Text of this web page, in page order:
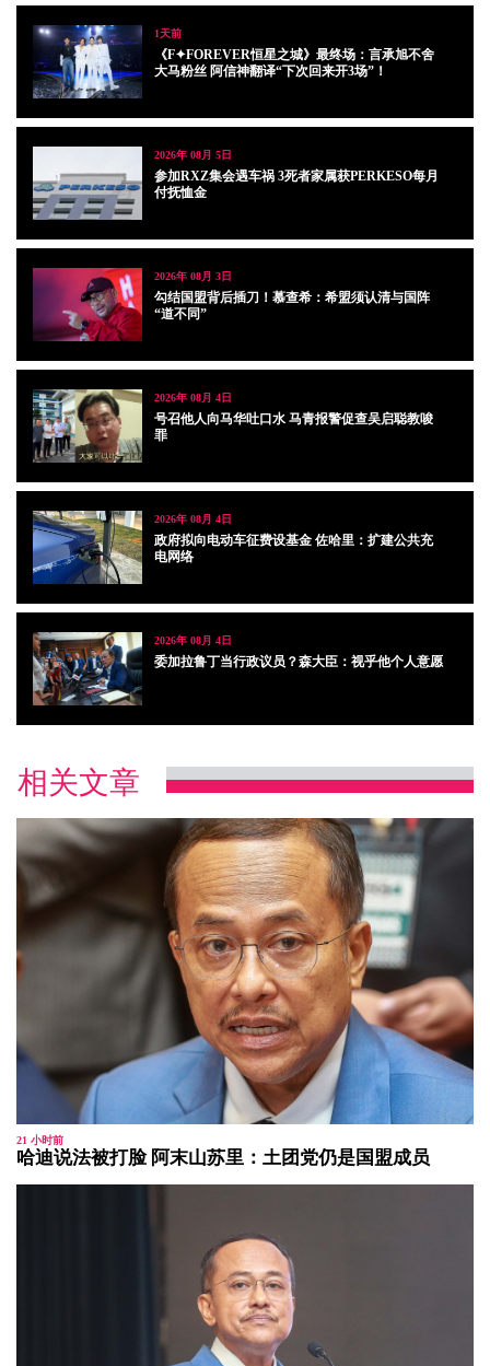
1天前
《F✦FOREVER恒星之城》最终场：言承旭不舍
大马粉丝 阿信神翻译“下次回来开3场”！
2026年 08月 5日
参加RXZ集会遇车祸 3死者家属获PERKESO每月
付抚恤金
2026年 08月 3日
勾结国盟背后插刀！慕查希：希盟须认清与国阵
“道不同”
2026年 08月 4日
号召他人向马华吐口水 马青报警促查吴启聪教唆
罪
2026年 08月 4日
政府拟向电动车征费设基金 佐哈里：扩建公共充
电网络
2026年 08月 4日
委加拉鲁丁当行政议员？森大臣：视乎他个人意愿
相关文章
21 小时前
哈迪说法被打脸 阿末山苏里：土团党仍是国盟成员